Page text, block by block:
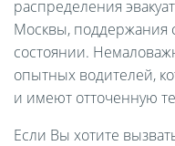
распределения
Москвы, поддержания
состоянии.
опытных водителей,
и имеют отточенную
Если Вы хотите